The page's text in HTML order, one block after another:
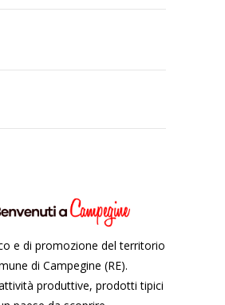
e di promozione del territorio
di Campegine (RE).
produttive, prodotti tipici